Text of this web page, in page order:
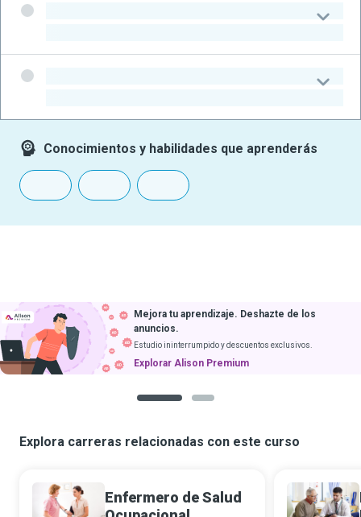
Conocimientos y habilidades que aprenderás
Mejora tu aprendizaje. Deshazte de los
anuncios.
Estudio ininterrumpido y descuentos exclusivos.
Explorar Alison Premium
Explora carreras relacionadas con este curso
Enfermero de Salud